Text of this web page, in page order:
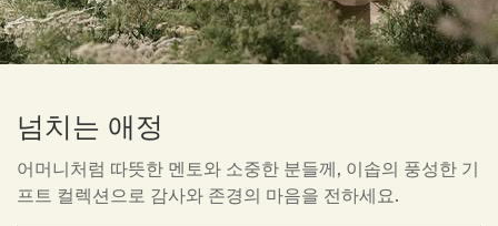
넘치는 애정
어머니처럼 따뜻한 멘토와 소중한 분들께, 이솝의 풍성한 기
프트 컬렉션으로 감사와 존경의 마음을 전하세요.